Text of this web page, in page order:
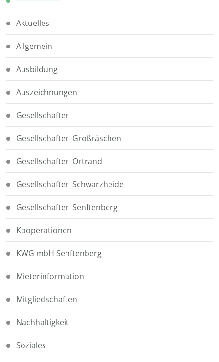
Aktuelles
Allgemein
Ausbildung
Auszeichnungen
Gesellschafter
Gesellschafter_Großräschen
Gesellschafter_Ortrand
Gesellschafter_Schwarzheide
Gesellschafter_Senftenberg
Kooperationen
KWG mbH Senftenberg
Mieterinformation
Mitgliedschaften
Nachhaltigkeit
Soziales